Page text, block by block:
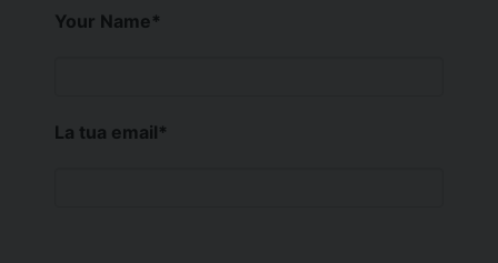
Your Name*
La tua email*